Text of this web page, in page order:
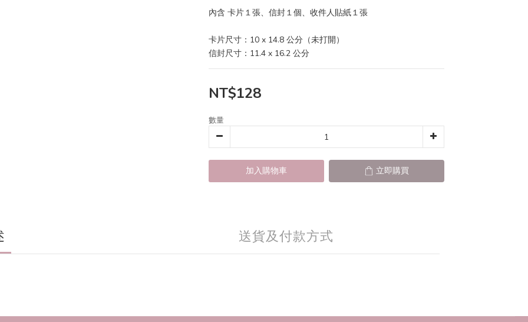
內含 卡片１張、信封１個、收件人貼紙１張
卡片尺寸：10 x 14.8 公分（未打開）
信封尺寸：11.4 x 16.2 公分
NT$128
數量
加入購物車 立即購買
送貨及付款方式